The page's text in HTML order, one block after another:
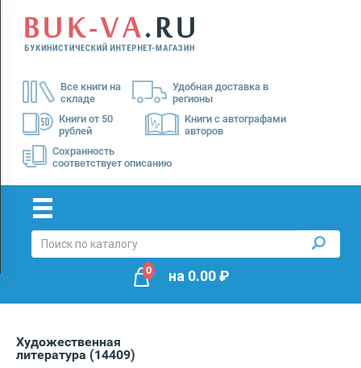
Все книги на
складе
Удобная доставка в
регионы
Книги от 50
рублей
Книги с автографами
авторов
Сохранность
соответствует описанию
Menu
Доставка
Оплата
0 на 0.00₽
Художественная
литература (14409)